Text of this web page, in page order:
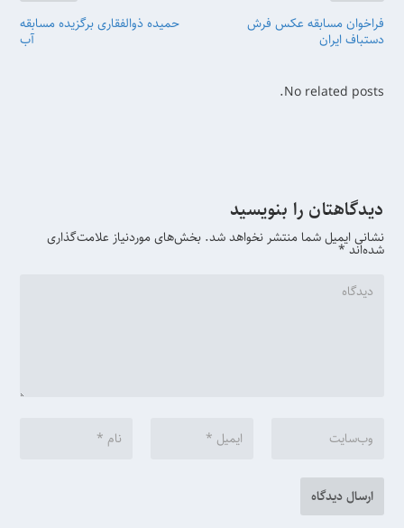
فراخوان مسابقه عکس فرش
دستباف ایران
حمیده ذوالفقاری برگزیده مسابقه
آب
No related posts.
دیدگاهتان را بنویسید
نشانی ایمیل شما منتشر نخواهد شد. بخش‌های موردنیاز علامت‌گذاری
شده‌اند*